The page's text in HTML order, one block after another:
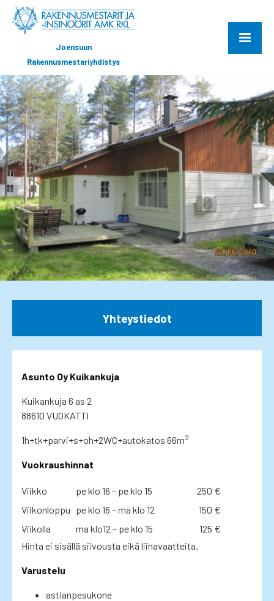
Joensuun
Rakennusmestariyhdistys
Yhteystiedot
Asunto Oy Kuikankuja
Kuikankuja 6 as 2
88610 VUOKATTI
1h+tk+parvi+s+oh+2WC+autokatos 66m2
Vuokraushinnat
Viikko pe klo 16 – pe klo 15
250 €
Viikonloppu pe klo 16 – ma klo 12
150 €
Viikolla
ma klo12 – pe klo 15
125 €
Hinta ei sisällä siivousta eikä liinavaatteita.
Varustelu
astianpesukone